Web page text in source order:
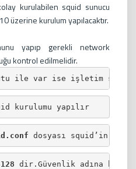
kurulabilen squid sunucu
üzerine kurulum yapılacaktır.
yapıp gerekli network
kontrol edilmelidir.
ile var ise işletim
kurulumu yapılır
dosyası squid’in ayar
dir.Güvenlik adına bu